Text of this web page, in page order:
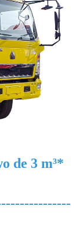
de 3 m³*